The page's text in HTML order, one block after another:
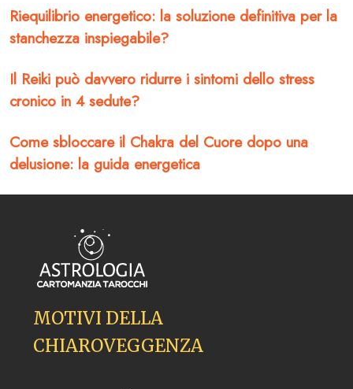
Riequilibrio energetico: la soluzione definitiva per la
stanchezza inspiegabile?
Il Reiki può davvero ridurre i sintomi dello stress
cronico in 4 sedute?
Come sbloccare il Chakra del Cuore dopo una
delusione: la guida energetica
MOTIVI DELLA
CHIAROVEGGENZA